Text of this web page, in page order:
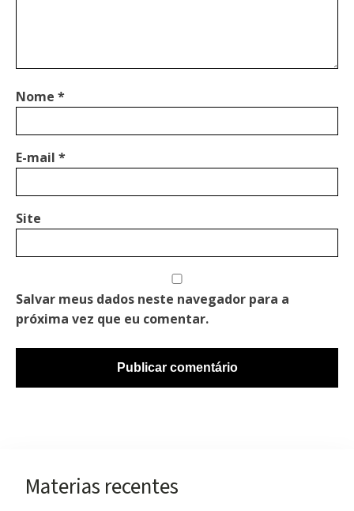
Nome *
E-mail *
Site
Salvar meus dados neste navegador para a
próxima vez que eu comentar.
Materias recentes